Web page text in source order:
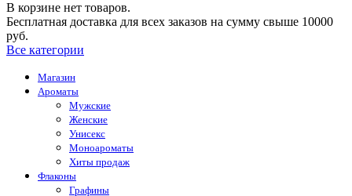
В корзине нет товаров.
Бесплатная доставка для всех заказов на сумму свыше 10000
руб.
Все категории
Магазин
Ароматы
Мужские
Женские
Унисекс
Моноароматы
Хиты продаж
Флаконы
Графины